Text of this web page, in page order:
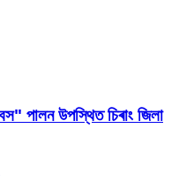
পালন উপস্থিত চিৰাং জিলা